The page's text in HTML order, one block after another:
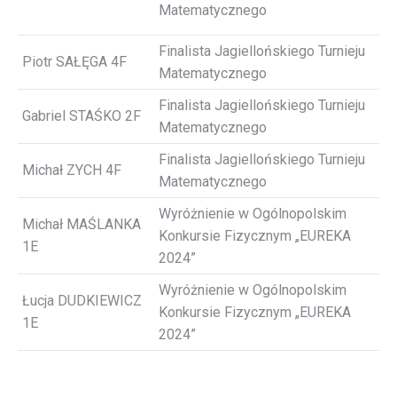
Matematycznego
Piotr SAŁĘGA 4F
Finalista Jagiellońskiego Turnieju
Matematycznego
Gabriel STAŚKO 2F
Finalista Jagiellońskiego Turnieju
Matematycznego
Michał ZYCH 4F
Finalista Jagiellońskiego Turnieju
Matematycznego
Michał MAŚLANKA
1E
Wyróżnienie w Ogólnopolskim
Konkursie Fizycznym „EUREKA
2024”
Łucja DUDKIEWICZ
1E
Wyróżnienie w Ogólnopolskim
Konkursie Fizycznym „EUREKA
2024”